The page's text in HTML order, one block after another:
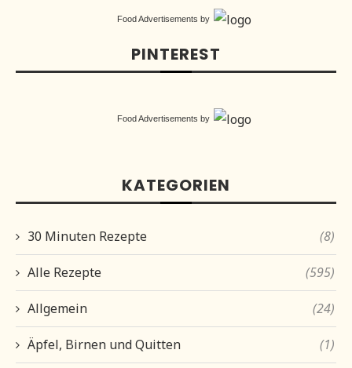
Food Advertisements by
PINTEREST
Food Advertisements by
KATEGORIEN
30 Minuten Rezepte (8)
Alle Rezepte (595)
Allgemein (24)
Äpfel, Birnen und Quitten (1)